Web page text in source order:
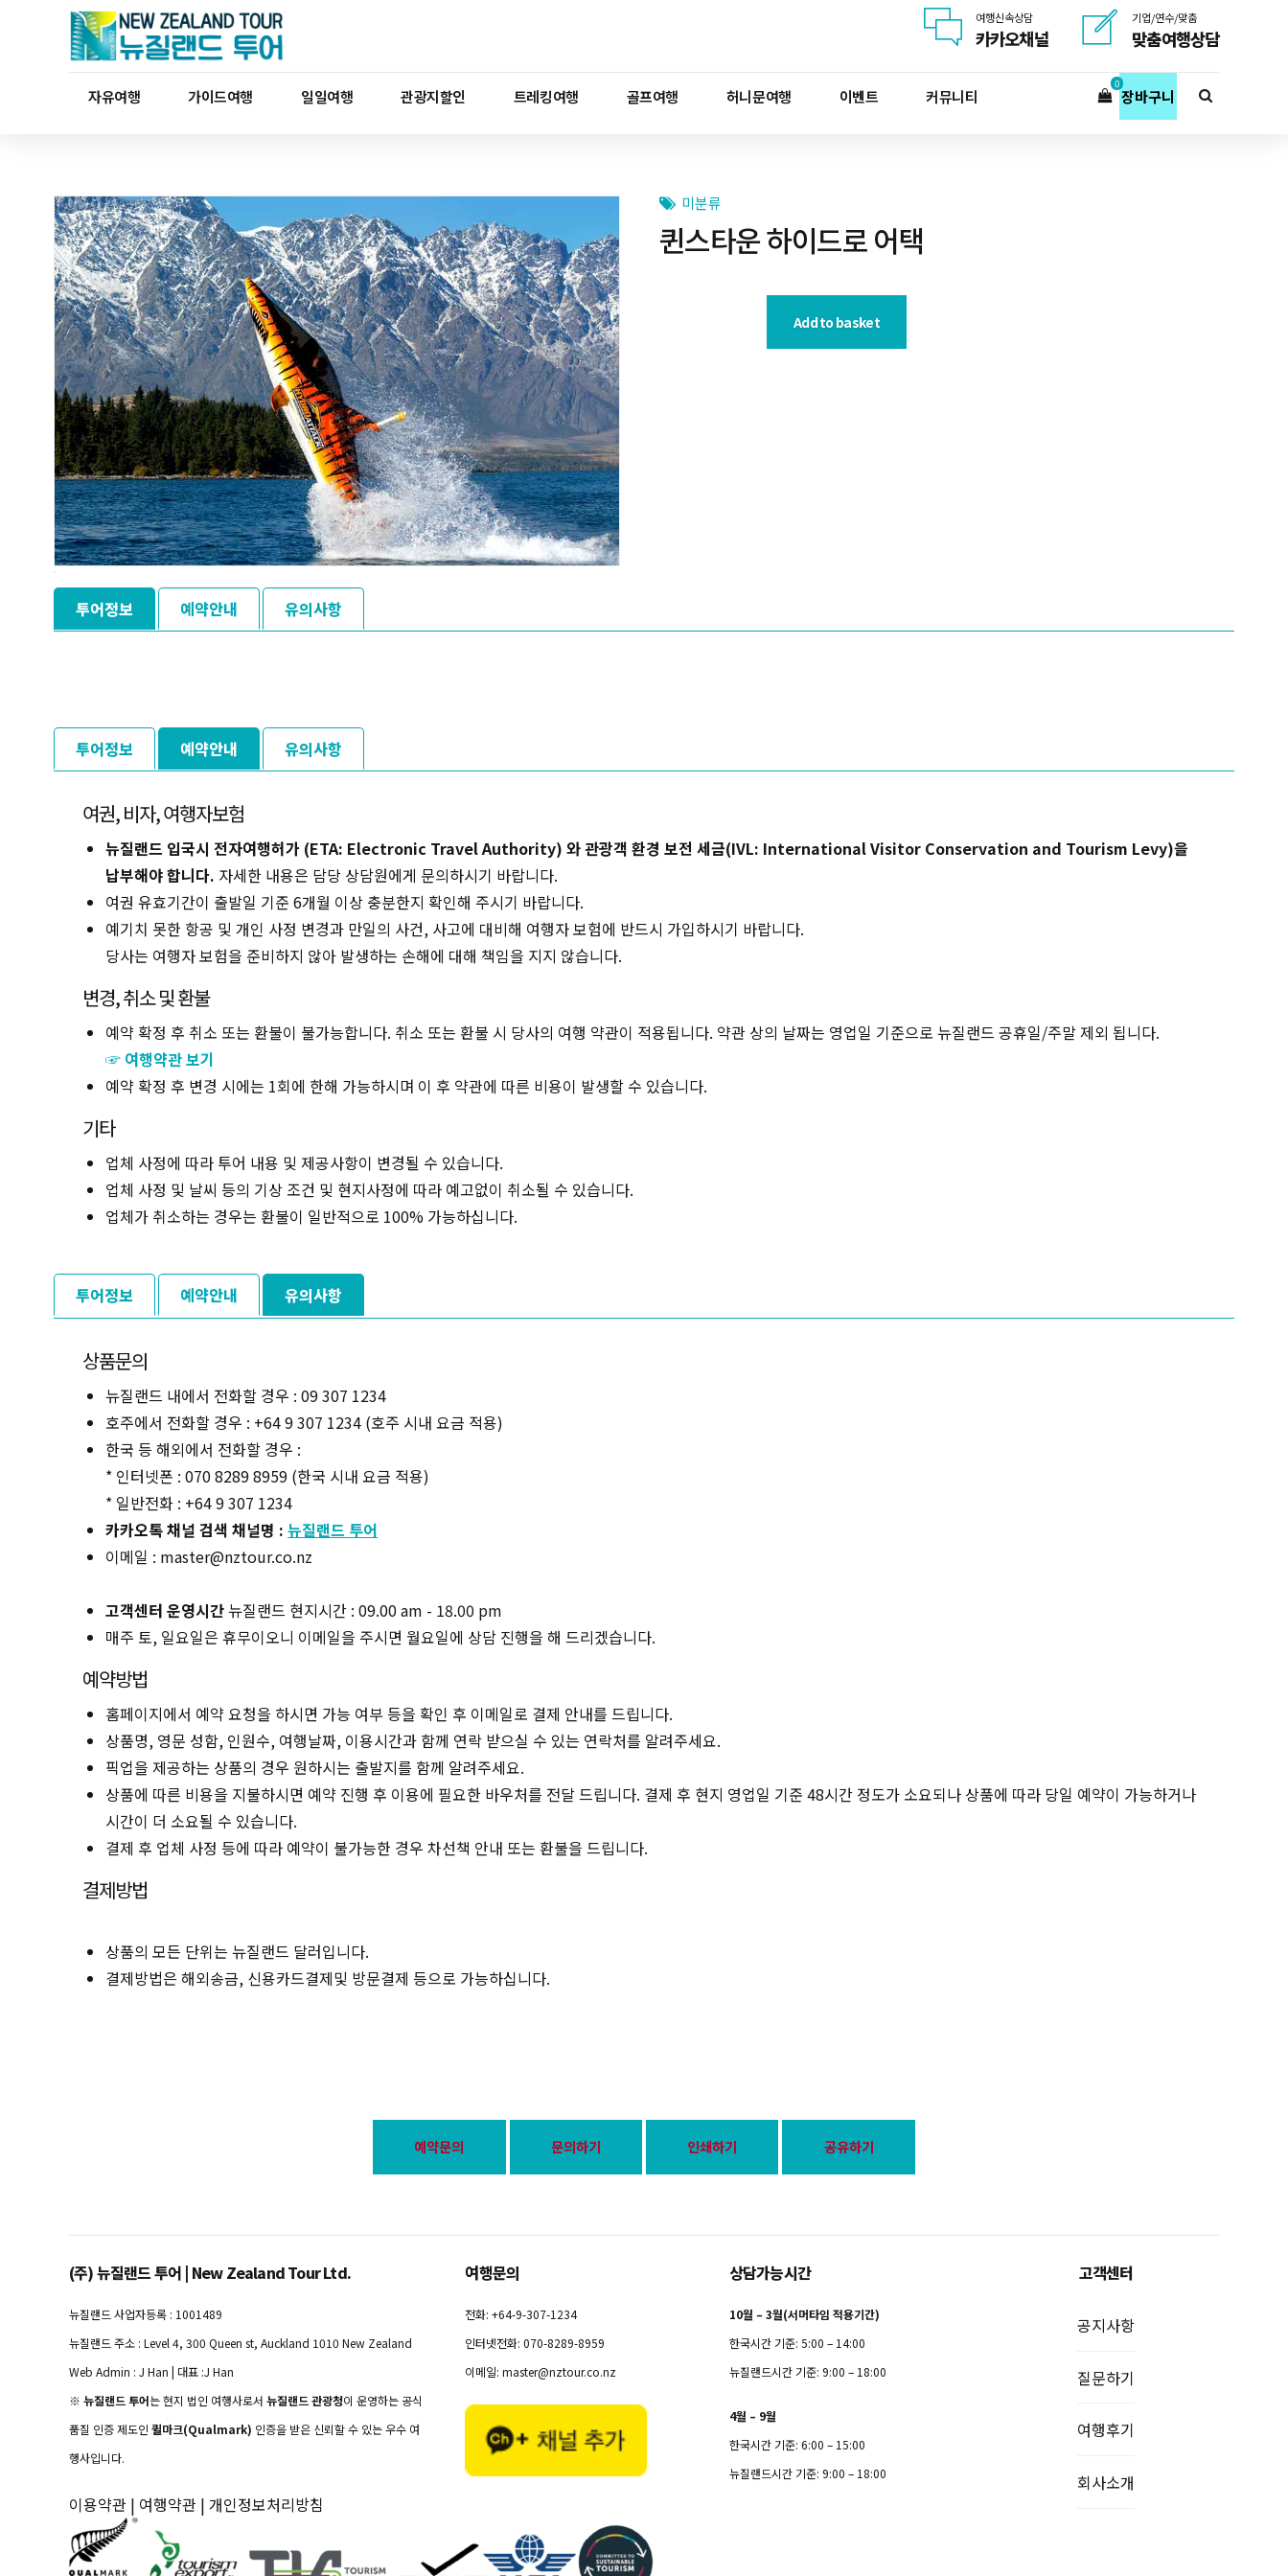
기업/연수/맞춤
맞춤여행상담
여행신속상담
카카오채널
0
장바구니
자유여행 가이드여행 일일여행 관광지할인 트레킹여행 골프여행 허니문여행 이벤트 커뮤니티
미분류
퀸스타운 하이드로 어택
Add to basket
투어정보 예약안내 유의사항
투어정보 예약안내 유의사항
여권, 비자, 여행자보험
뉴질랜드 입국시 전자여행허가 (ETA: Electronic Travel Authority) 와 관광객 환경 보전 세금(IVL: International Visitor Conservation and Tourism Levy)을
납부해야 합니다. 자세한 내용은 담당 상담원에게 문의하시기 바랍니다.
여권 유효기간이 출발일 기준 6개월 이상 충분한지 확인해 주시기 바랍니다.
예기치 못한 항공 및 개인 사정 변경과 만일의 사건, 사고에 대비해 여행자 보험에 반드시 가입하시기 바랍니다.
당사는 여행자 보험을 준비하지 않아 발생하는 손해에 대해 책임을 지지 않습니다.
변경, 취소 및 환불
예약 확정 후 취소 또는 환불이 불가능합니다. 취소 또는 환불 시 당사의 여행 약관이 적용됩니다. 약관 상의 날짜는 영업일 기준으로 뉴질랜드 공휴일/주말 제외 됩니다.
☞ 여행약관 보기
예약 확정 후 변경 시에는 1회에 한해 가능하시며 이 후 약관에 따른 비용이 발생할 수 있습니다.
기타
업체 사정에 따라 투어 내용 및 제공사항이 변경될 수 있습니다.
업체 사정 및 날씨 등의 기상 조건 및 현지사정에 따라 예고없이 취소될 수 있습니다.
업체가 취소하는 경우는 환불이 일반적으로 100% 가능하십니다.
투어정보 예약안내 유의사항
상품문의
뉴질랜드 내에서 전화할 경우 : 09 307 1234
호주에서 전화할 경우 : +64 9 307 1234 (호주 시내 요금 적용)
한국 등 해외에서 전화할 경우 :
* 인터넷폰 : 070 8289 8959 (한국 시내 요금 적용)
* 일반전화 : +64 9 307 1234
카카오톡 채널 검색 채널명 : 뉴질랜드 투어
이메일 : master@nztour.co.nz
고객센터 운영시간뉴질랜드 현지시간 : 09.00 am - 18.00 pm
매주 토, 일요일은 휴무이오니 이메일을 주시면 월요일에 상담 진행을 해 드리겠습니다.
예약방법
홈페이지에서 예약 요청을 하시면 가능 여부 등을 확인 후 이메일로 결제 안내를 드립니다.
상품명, 영문 성함, 인원수, 여행날짜, 이용시간과 함께 연락 받으실 수 있는 연락처를 알려주세요.
픽업을 제공하는 상품의 경우 원하시는 출발지를 함께 알려주세요.
상품에 따른 비용을 지불하시면 예약 진행 후 이용에 필요한 바우처를 전달 드립니다. 결제 후 현지 영업일 기준 48시간 정도가 소요되나 상품에 따라 당일 예약이 가능하거나
시간이 더 소요될 수 있습니다.
결제 후 업체 사정 등에 따라 예약이 불가능한 경우 차선책 안내 또는 환불을 드립니다.
결제방법
상품의 모든 단위는 뉴질랜드 달러입니다.
결제방법은 해외송금, 신용카드결제및 방문결제 등으로 가능하십니다.
예약문의 문의하기 인쇄하기 공유하기
(주) 뉴질랜드 투어 | New Zealand Tour Ltd.
뉴질랜드 사업자등록 : 1001489
뉴질랜드 주소 : Level 4, 300 Queen st, Auckland 1010 New Zealand
Web Admin : J Han | 대표 :J Han
※ 뉴질랜드 투어는 현지 법인 여행사로서 뉴질랜드 관광청이 운영하는 공식
품질 인증 제도인 퀼마크(Qualmark) 인증을 받은 신뢰할 수 있는 우수 여
행사입니다.
이용약관 | 여행약관 | 개인정보처리방침
여행문의
전화: +64-9-307-1234
인터넷전화: 070-8289-8959
이메일:master@nztour.co.nz
상담가능시간
10월 – 3월(서머타임 적용기간)
한국시간 기준: 5:00 – 14:00
뉴질랜드시간 기준: 9:00 – 18:00
4월 – 9월
한국시간 기준: 6:00 – 15:00
뉴질랜드시간 기준: 9:00 – 18:00
고객센터
공지사항
질문하기
여행후기
회사소개